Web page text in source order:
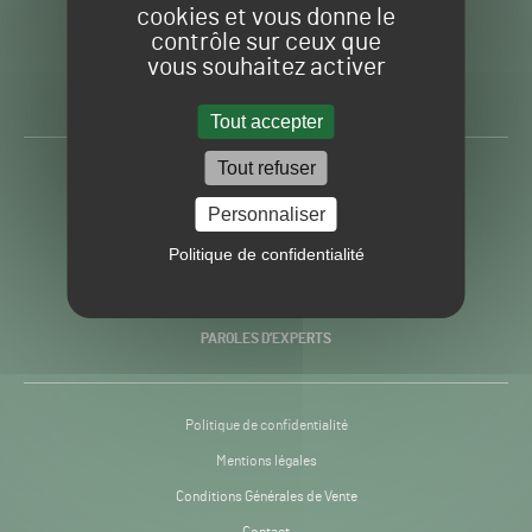
cookies et vous donne le
contrôle sur ceux que
vous souhaitez activer
Tout accepter
Tout refuser
Personnaliser
Politique de confidentialité
Gazon
Sport
H24
-
Toute l’info autour du
PRATIQUES
PAROLES D’EXPERTS
Politique de confidentialité
Mentions légales
Conditions Générales de Vente